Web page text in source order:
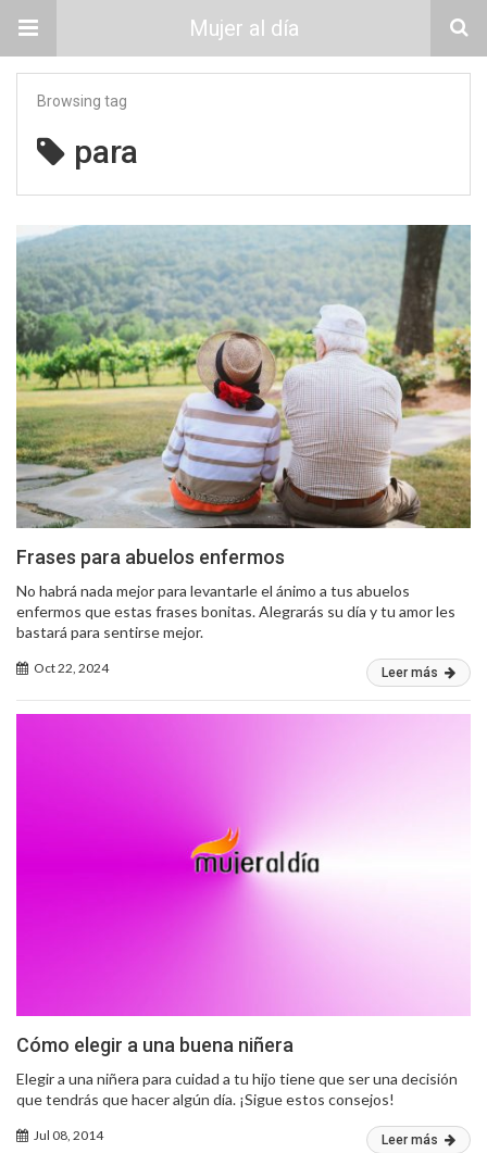
Mujer al día
Browsing tag
para
Frases para abuelos enfermos
No habrá nada mejor para levantarle el ánimo a tus abuelos
enfermos que estas frases bonitas. Alegrarás su día y tu amor les
bastará para sentirse mejor.
Oct 22, 2024 Leer más
Cómo elegir a una buena niñera
Elegir a una niñera para cuidad a tu hijo tiene que ser una decisión
que tendrás que hacer algún día. ¡Sigue estos consejos!
Jul 08, 2014 Leer más